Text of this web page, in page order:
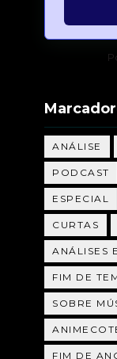
ANÁLISE
PODCAST
ESPECIAL
CURTAS
ANÁLISES
FIM DE
SOBRE
FIM DE